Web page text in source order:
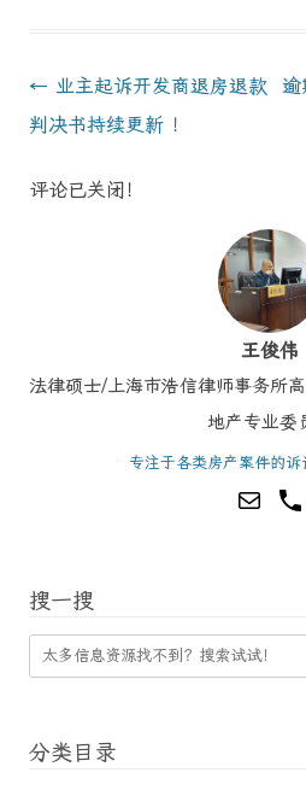
Post
navigation
← 业主起诉开发商退房退款
判决书持续更新 ！
逾
评论已关闭！
王俊伟
法律硕士/上海市浩信律师事务所
地产专业委
专注于各类房产案件的
搜一搜
分类目录